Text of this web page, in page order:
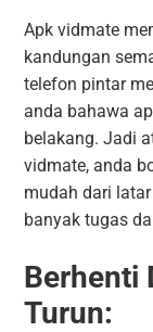
Apk vidmate
kandungan
telefon pintar
anda bahawa
belakang. Jadi
vidmate, anda
mudah dari
banyak tugas
Berhenti
Turun: